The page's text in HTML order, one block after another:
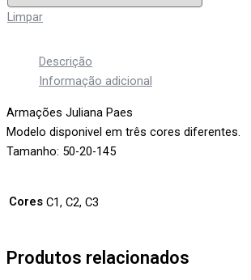
Limpar
Descrição
Informação adicional
Armações Juliana Paes
Modelo disponi­vel em três cores diferentes.
Tamanho: 50-20-145
Cores C1, C2, C3
Produtos relacionados